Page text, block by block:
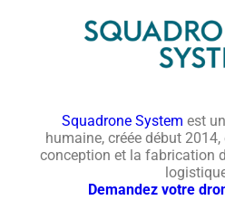
Squadrone System est
humaine, créée début
conception et la fabrication
Demandez votre